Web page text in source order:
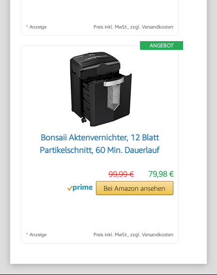
* Anzeige Preis inkl. MwSt., zzgl. Versandkosten
ANGEBOT
Bonsaii Aktenvernichter, 12 Blatt
Partikelschnitt, 60 Min. Dauerlauf
79,98 €
99,99 €
Bei Amazon ansehen
* Anzeige Preis inkl. MwSt., zzgl. Versandkosten